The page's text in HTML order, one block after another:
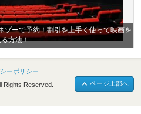
ゾーで予約！割引を上手く使って映画を
方法！
ページ上部へ
ーポリシー
Rights Reserved.